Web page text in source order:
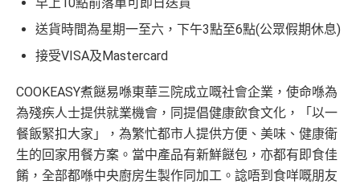
早上10點前落單可即日送貨
送貨時間為星期一至六，下午3點至6點(公眾假期休息)
接受VISA及Mastercard
COOKEASY煮餸易喺東華三院成立嘅社會企業，使命喺為
為殘疾人士提供就業機會，同提倡健康飲食文化，「以一
餐飯緊扣大家」，為繁忙都市人提供方便、美味、健康衛
生的回家用餐方案。當中產品有新鮮餸包，亦都有即食佳
餚，全部都喺中央廚房生製作同加工。諗唔到食咩嘅朋友